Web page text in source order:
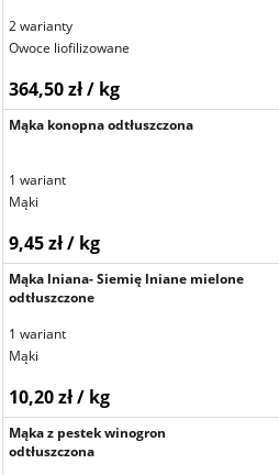
2 warianty
Owoce liofilizowane
364,50 zł / kg
Mąka konopna odtłuszczona
1 wariant
Mąki
9,45 zł / kg
Mąka lniana- Siemię lniane mielone
odtłuszczone
1 wariant
Mąki
10,20 zł / kg
Mąka z pestek winogron
odtłuszczona